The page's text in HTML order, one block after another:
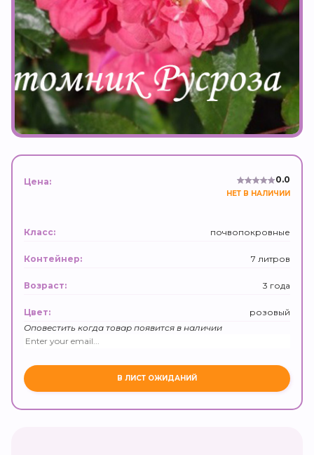
Цена: 0.0
НЕТ В НАЛИЧИИ
Класс: почвопокровные
Контейнер: 7 литров
Возраст: 3 года
Цвет:
розовый
Оповестить когда товар появится в наличии